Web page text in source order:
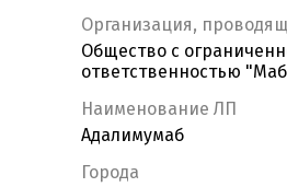
Организация,
Общество с
ответственностью
Наименование ЛП
Адалимумаб
Города